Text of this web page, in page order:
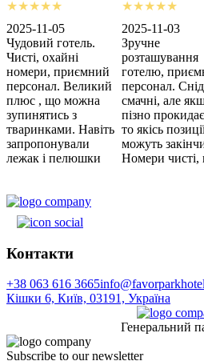
2025-11-05
Чудовий готель.
Чисті, охайні
номери, приємний
персонал. Великий
плюс , що можна
зупинятись з
тваринками. Навіть
запропонували
лежак і пелюшки
2025-11-03
Зручне
розташування
готелю,
персонал.
смачні, але
пізно
то якісь
можуть
Номери
Контакти
+38 063 616 3665
Кішки 6, Київ, 03191, Україна
Генеральний
Subscribe to our newsletter